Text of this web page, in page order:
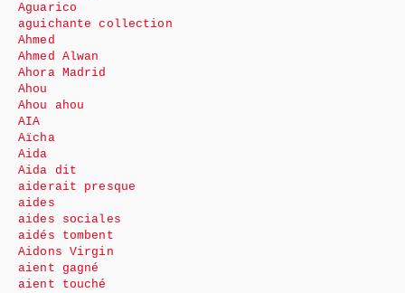
Aguarico
aguichante collection
Ahmed
Ahmed Alwan
Ahora Madrid
Ahou
Ahou ahou
AIA
Aïcha
Aida
Aida dit
aiderait presque
aides
aides sociales
aidés tombent
Aidons Virgin
aient gagné
aient touché